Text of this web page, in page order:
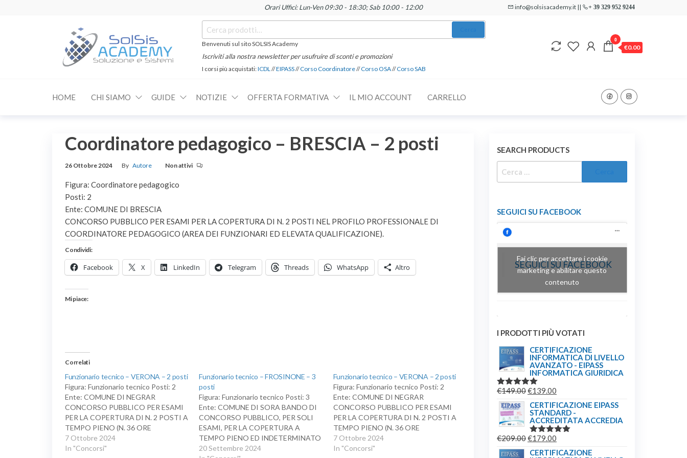
Orari Uffici: Lun-Ven 09:30 - 18:30; Sab 10:00 - 12:00 info@solsisacademy.it || + 39 329 952 9244
e
Cerca:
Benvenuti sul sito SOLSIS Academy
Iscriviti alla nostra newsletter per usufruire di sconti e promozioni
I corsi più acquistati:ICDL//EIPASS//Corso Coordinatore//Corso OSA//Corso SAB
0
€0.00
HOME CHI SIAMO GUIDE NOTIZIE OFFERTA FORMATIVA IL MIO ACCOUNT CARRELLO
Coordinatore pedagogico – BRESCIA – 2 posti
26 Ottobre 2024 By Autore Non attivi
Figura: Coordinatore pedagogico
Posti: 2
Ente: COMUNE DI BRESCIA
CONCORSO PUBBLICO PER ESAMI PER LA COPERTURA DI N. 2 POSTI NEL PROFILO PROFESSIONALE DI
COORDINATORE PEDAGOGICO (AREA DEI FUNZIONARI ED ELEVATA QUALIFICAZIONE).
Condividi:
Facebook X LinkedIn Telegram Threads WhatsApp Altro
Mi piace:
Correlati
Funzionario tecnico – VERONA – 2 posti
Figura: Funzionario tecnico Posti: 2
Ente: COMUNE DI NEGRAR
CONCORSO PUBBLICO PER ESAMI
PER LA COPERTURA DI N. 2 POSTI A
TEMPO PIENO (N. 36 ORE
SETTIMANALI) E INDETERMINATO
DI FUNZIONARIO TECNICO - AREA
7 Ottobre 2024
In "Concorsi"
Funzionario tecnico – FROSINONE – 3
posti
Figura: Funzionario tecnico Posti: 3
Ente: COMUNE DI SORA BANDO DI
CONCORSO PUBBLICO, PER SOLI
ESAMI, PER LA COPERTURA A
TEMPO PIENO ED INDETERMINATO
DI N. 3 POSTI DI FUNZIONARIO
20 Settembre 2024
Funzionario tecnico – VERONA – 2 posti
Figura: Funzionario tecnico Posti: 2
Ente: COMUNE DI NEGRAR
CONCORSO PUBBLICO PER ESAMI
PER LA COPERTURA DI N. 2 POSTI A
TEMPO PIENO (N. 36 ORE
SETTIMANALI) E INDETERMINATO
DI FUNZIONARIO TECNICO - AREA
7 Ottobre 2024
In "Concorsi"
SEARCH PRODUCTS
SEGUICI SU FACEBOOK
SEGUICI SU FACEBOOK
Fai clic per accettare i cookie
marketing e abilitare questo
contenuto
I PRODOTTI PIÙ VOTATI
CERTIFICAZIONE
INFORMATICA DI LIVELLO
AVANZATO - EIPASS
INFORMATICA GIURIDICA
VALUTATO
5.00SU 5
€149.00IL
PREZZO
ORIGINALE
ERA:
€149.00.
€139.00
PREZZO
ATTUALE
È:
CERTIFICAZIONE EIPASS
STANDARD -
ACCREDITATA ACCREDIA
VALUTATO
€209.00IL
PREZZO
€179.00
PREZZO
CERTIFICAZIONE